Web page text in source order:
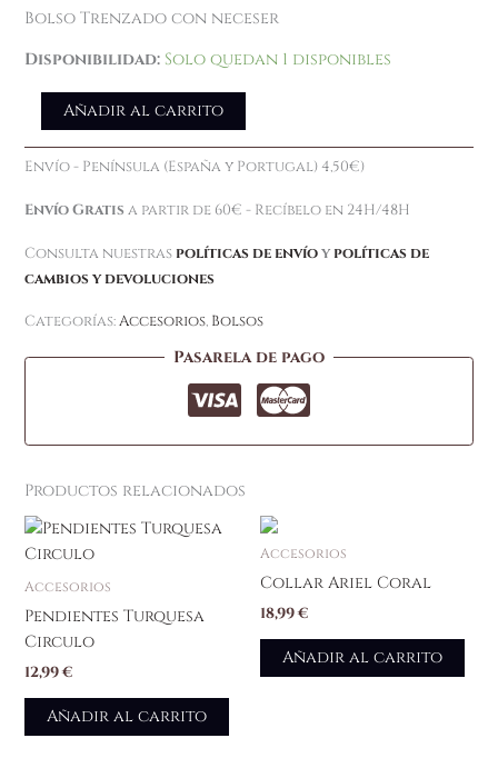
Bolso Trenzado con neceser
Disponibilidad: Solo quedan 1 disponibles
Añadir al carrito
Envío - Península (España y Portugal) 4,50€)
Envío Gratis a partir de 60€ - Recíbelo en 24H/48H
Consulta nuestras políticas de envíoy políticas de
cambios y devoluciones
Categorías:Accesorios, Bolsos
Pasarela de pago
Productos relacionados
Accesorios
Pendientes Turquesa
Circulo
12,99€
Añadir al carrito
Accesorios
Collar Ariel Coral
18,99€
Añadir al carrito